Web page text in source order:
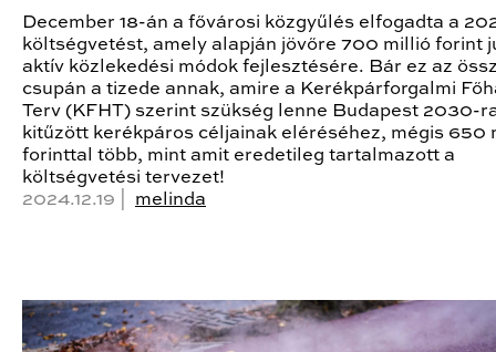
December 18-án a fővárosi közgyűlés elfogadta a
költségvetést, amely alapján jövőre 700 millió forint
aktív közlekedési módok fejlesztésére. Bár ez az
csupán a tizede annak, amire a Kerékpárforgalmi
Terv (KFHT) szerint szükség lenne Budapest 2030-
kitűzött kerékpáros céljainak eléréséhez, mégis 650
forinttal több, mint amit eredetileg tartalmazott a
költségvetési tervezet!
2024.12.19 | melinda